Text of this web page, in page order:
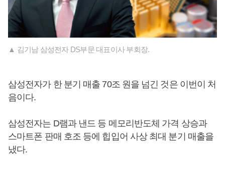
▲ 김기남 삼성전자 DS부문 대표이사 부회장.
삼성전자가 한 분기 매출 70조 원을 넘긴 것은 이번이 처
음이다.
삼성전자는 D램과 낸드 등 메모리반도체 가격 상승과
스마트폰 판매 호조 등에 힙입어 사상 최대 분기 매출을
냈다.